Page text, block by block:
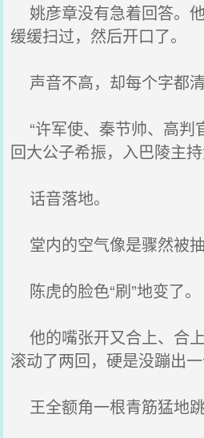
姚彦章没有急着回答。
缓缓扫过，然后开口了。
声音不高，却每个字都清
“许军使、秦节帅、高判
回大公子希振，入巴陵主
话音落地。
堂内的空气像是骤然被抽
陈虎的脸色“刷”地变了。
他的嘴张开又合上、合
滚动了两回，硬是没蹦出一
王全额角一根青筋猛地跳